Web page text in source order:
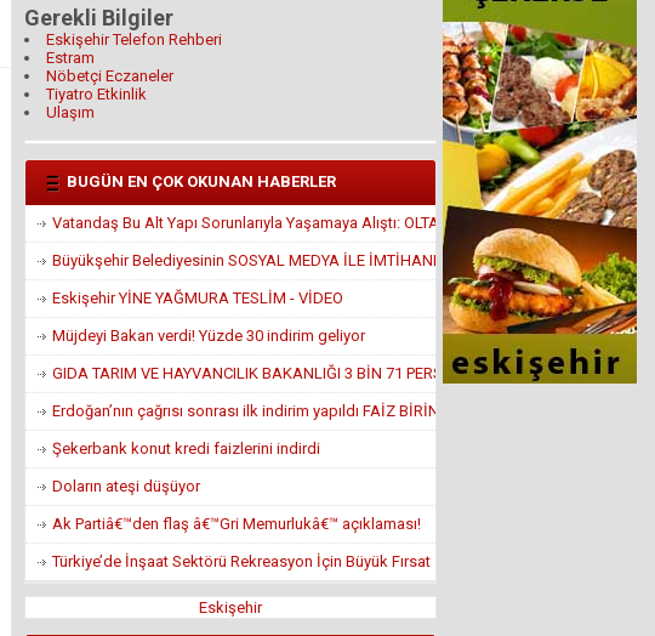
Gerekli Bilgiler
Eskişehir Telefon Rehberi
Estram
Nöbetçi Eczaneler
Tiyatro Etkinlik
Ulaşım
BUGÜN EN ÇOK OKUNAN HABERLER
Vatandaş Bu Alt Yapı Sorunlarıyla Yaşamaya Alıştı: OLTA ATTILAR
Büyükşehir Belediyesinin SOSYAL MEDYA İLE İMTİHANI
Eskişehir YİNE YAĞMURA TESLİM - VİDEO
Müjdeyi Bakan verdi! Yüzde 30 indirim geliyor
GIDA TARIM VE HAYVANCILIK BAKANLIĞI 3 BİN 71 PERSONEL ALACAK!
Erdoğan’nın çağrısı sonrası ilk indirim yapıldı FAİZ BİRİN ALTINDA
Şekerbank konut kredi faizlerini indirdi
Doların ateşi düşüyor
Ak Partiâ€™den flaş â€™Gri Memurlukâ€™ açıklaması!
Türkiye’de İnşaat Sektörü Rekreasyon İçin Büyük Fırsat
Eskişehir